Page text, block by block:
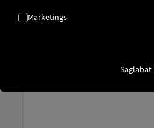
Soli pa solim instrukcijas, kā
Mārketings
Saglabāt